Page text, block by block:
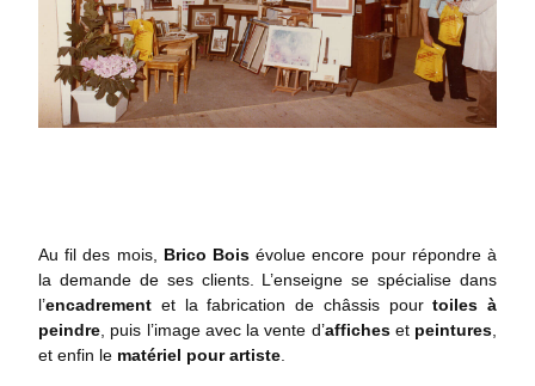
Au fil des mois, Brico Bois évolue encore pour répondre à
la demande de ses clients. L’enseigne se spécialise dans
l’encadrement et la fabrication de châssis pourtoiles à
peindre , puis l’image avec la vente d’afficheset peintures
et enfin le matériel pour artiste